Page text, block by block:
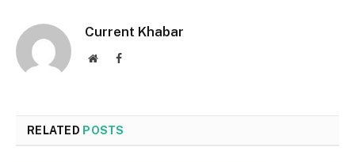
Current Khabar
WebsiteFacebook
RELATED POSTS